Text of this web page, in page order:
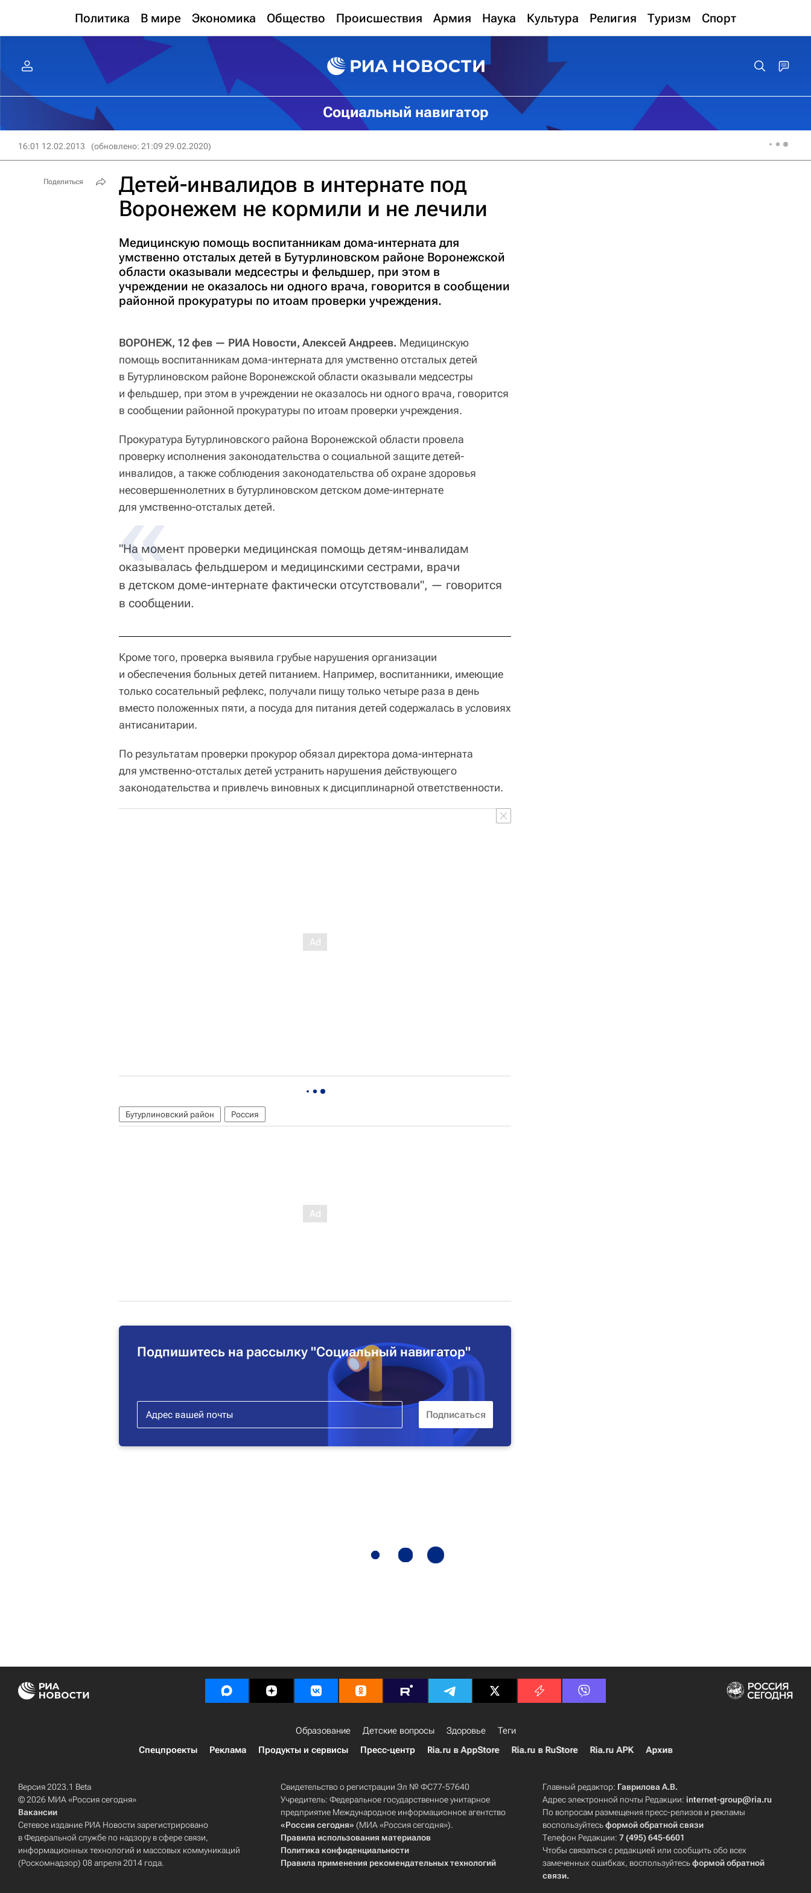
Политика В мире Экономика Общество Происшествия Армия Наука Культура Религия Туризм Спорт
Социальный навигатор
16:01 12.02.2013 (обновлено: 21:09 29.02.2020)
Детей-инвалидов в интернате под
Воронежем не кормили и не лечили
Медицинскую помощь воспитанникам дома-интерната для
умственно отсталых детей в Бутурлиновском районе Воронежской
области оказывали медсестры и фельдшер, при этом в
учреждении не оказалось ни одного врача, говорится в сообщении
районной прокуратуры по итоам проверки учреждения.
ВОРОНЕЖ, 12 фев — РИА Новости, Алексей Андреев. Медицинскую
помощь воспитанникам дома-интерната для умственно отсталых детей
в Бутурлиновском районе Воронежской области оказывали медсестры
и фельдшер, при этом в учреждении не оказалось ни одного врача, говорится
в сообщении районной прокуратуры по итоам проверки учреждения.
Прокуратура Бутурлиновского района Воронежской области провела
проверку исполнения законодательства о социальной защите детей-
инвалидов, а также соблюдения законодательства об охране здоровья
несовершеннолетних в бутурлиновском детском доме-интернате
для умственно-отсталых детей.
"На момент проверки медицинская помощь детям-инвалидам
оказывалась фельдшером и медицинскими сестрами, врачи
в детском доме-интернате фактически отсутствовали", — говорится
в сообщении.
Кроме того, проверка выявила грубые нарушения организации
и обеспечения больных детей питанием. Например, воспитанники, имеющие
только сосательный рефлекс, получали пищу только четыре раза в день
вместо положенных пяти, а посуда для питания детей содержалась в условиях
антисанитарии.
По результатам проверки прокурор обязал директора дома-интерната
для умственно-отсталых детей устранить нарушения действующего
законодательства и привлечь виновных к дисциплинарной ответственности.
Бутурлиновский район Россия
Подпишитесь на рассылку "Социальный навигатор"
Поделиться
Образование Детские вопросы Здоровье
Теги
Спецпроекты
Реклама Продукты и сервисы Пресс-центр Ria.ru в AppStore Ria.ru в RuStore Ria.ru APK Архив
Версия 2023.1 Beta
© 2026 МИА «Россия сегодня»
Вакансии
Сетевое издание РИА Новости зарегистрировано
в Федеральной службе по надзору в сфере связи,
информационных технологий и массовых коммуникаций
(Роскомнадзор) 08 апреля 2014 года.
Свидетельство о регистрации Эл № ФС77-57640
Учредитель: Федеральное государственное унитарное
предприятие Международное информационное агентство
«Россия сегодня» (МИА «Россия сегодня»).
Правила использования материалов
Политика конфиденциальности
Правила применения рекомендательных технологий
Главный редактор: Гаврилова А.В.
Адрес электронной почты Редакции:internet-group@ria.ru
По вопросам размещения пресс-релизов и рекламы
воспользуйтесьформой обратной связи
Телефон Редакции:7 (495) 645-6601
Чтобы связаться с редакцией или сообщить обо всех
замеченных ошибках, воспользуйтесьформой обратной
связи.